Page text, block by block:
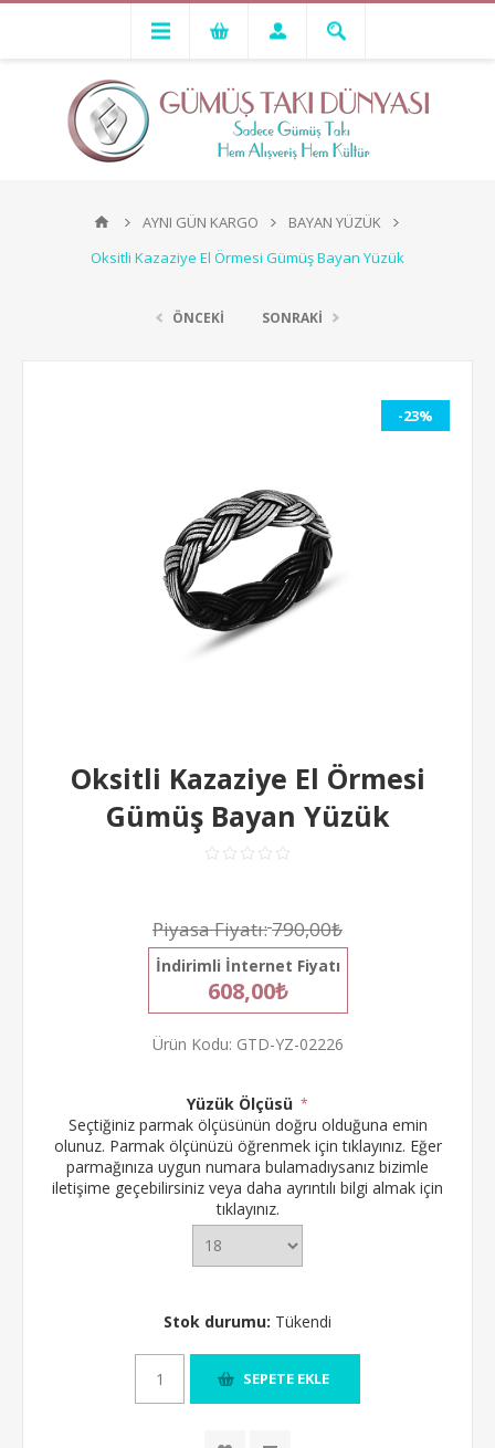
AYNI GÜN KARGO
BAYAN YÜZÜK
Oksitli Kazaziye El Örmesi Gümüş Bayan Yüzük
ÖNCEKİ SONRAKİ
-23%
Oksitli Kazaziye El Örmesi
Gümüş Bayan Yüzük
Piyasa Fiyatı:790,00₺
İndirimli İnternet Fiyatı
608,00₺
Ürün Kodu: GTD-YZ-02226
Yüzük Ölçüsü *
Seçtiğiniz parmak ölçüsünün doğru olduğuna emin
olunuz. Parmak ölçünüzü öğrenmek için tıklayınız. Eğer
parmağınıza uygun numara bulamadıysanız bizimle
iletişime geçebilirsiniz veya daha ayrıntılı bilgi almak için
tıklayınız.
Stok durumu: Tükendi